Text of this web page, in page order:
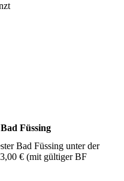
Füssing
Bad Füssing unter der
€ (mit gültiger BF